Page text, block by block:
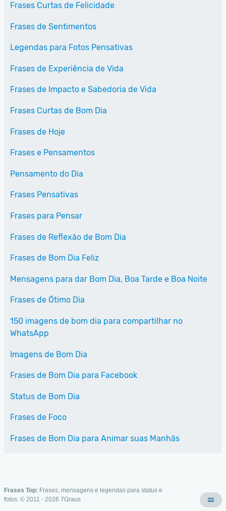
Frases Curtas de Felicidade
Frases de Sentimentos
Legendas para Fotos Pensativas
Frases de Experiência de Vida
Frases de Impacto e Sabedoria de Vida
Frases Curtas de Bom Dia
Frases de Hoje
Frases e Pensamentos
Pensamento do Dia
Frases Pensativas
Frases para Pensar
Frases de Reflexão de Bom Dia
Frases de Bom Dia Feliz
Mensagens para dar Bom Dia, Boa Tarde e Boa Noite
Frases de Ótimo Dia
150 imagens de bom dia para compartilhar no
WhatsApp
Imagens de Bom Dia
Frases de Bom Dia para Facebook
Status de Bom Dia
Frases de Foco
Frases de Bom Dia para Animar suas Manhãs
Frases Top: Frases, mensagens e legendas para status e
fotos. © 2011 - 2026 7Graus